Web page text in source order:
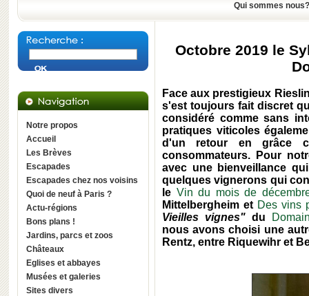
Qui sommes nous?
Notre propos
Accueil
Les Brèves
Escapades
Escapades chez nos voisins
Quoi de neuf à Paris ?
Actu-régions
Bons plans !
Jardins, parcs et zoos
Châteaux
Eglises et abbayes
Musées et galeries
Sites divers
Octobre 2019 le
Face aux prestigieux
s'est toujours fait discret
considéré comme sans
pratiques viticoles
d'un retour en grâce
consommateurs. Pour
avec une bienveillance
quelques vignerons qui
le Vin du mois de
Mittelbergheim et Des vins
Vieilles vignes" du
nous avons choisi une
Rentz, entre Riquewihr et